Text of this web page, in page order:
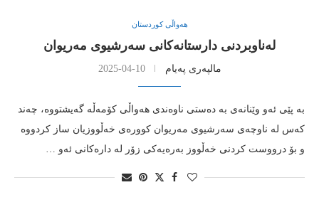
هەواڵی کوردستان
له‌ناوبردنی دارستانه‌كانی سه‌رشیوی مه‌ریوان
مالپەری پەیام 2025-04-10
به‌ پێی ئه‌و وێنانه‌ی به‌ ده‌ستی ناوه‌ندی هه‌واڵی كۆمه‌ڵه‌ گه‌یشتووه‌، چه‌ند
كه‌س له‌ ناوچه‌ی سه‌رشیوی مه‌ریوان كووره‌ی خه‌ڵووزیان ساز كردووه‌
و بۆ درووست كردنی خه‌ڵووز به‌ره‌یه‌كی زۆر له‌ داره‌كانی ئه‌و …